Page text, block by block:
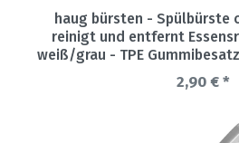
haug bürsten - Spülbürste
reinigt und entfernt
weiß/grau - TPE
2,90 € *